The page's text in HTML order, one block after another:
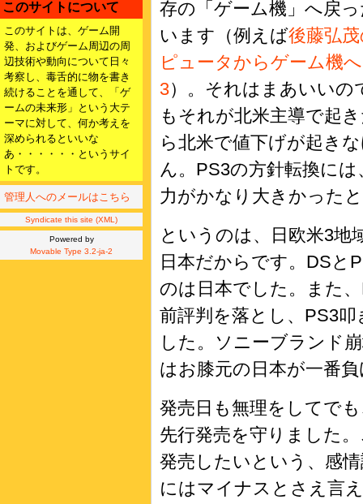
このサイトについて
このサイトは、ゲーム開
発、およびゲーム周辺の周
辺技術や動向について日々
考察し、毒舌的に物を書き
続けることを通して、「ゲ
ームの未来形」という大テ
ーマに対して、何か考えを
深められるといいな
あ・・・・・・というサイ
トです。
管理人へのメールはこちら
Syndicate this site (XML)
Powered by
Movable Type 3.2-ja-2
存の「ゲーム機」へ戻
います（例えば後藤弘
ピュータからゲーム機
3）。それはまあいいの
もそれが北米主導で起
ら北米で値下げが起き
ん。PS3の方針転換に
力がかなり大きかった
というのは、日欧米3地
日本だからです。DSと
のは日本でした。また
前評判を落とし、PS3
した。ソニーブランド
はお膝元の日本が一番
発売日も無理をしてで
先行発売を守りました
発売したいという、感
にはマイナスとさえ言